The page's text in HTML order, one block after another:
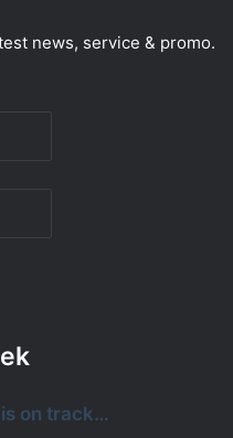
news, service & promo.
on track…